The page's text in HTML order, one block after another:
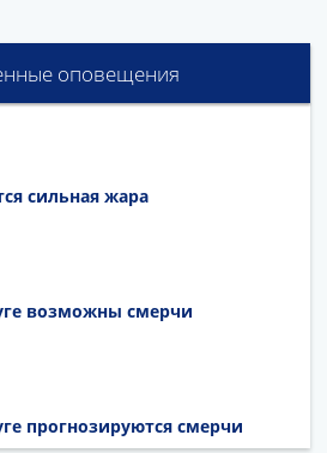
оповещения
сильная жара
возможны смерчи
прогнозируются смерчи